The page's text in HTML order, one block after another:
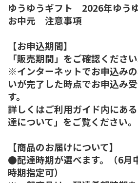
ゆうゆうギフト 2026年ゆう
お中元 注意事項
【お申込期間】
「販売期間」をご確認ください
※インターネットでお申込み
いが完了した時点でお申込み
す。
詳しくはご利用ガイド内にあ
達について」をご覧ください。
【商品のお届けについて】
●配達時期が選べます。（6月
時期指定可）